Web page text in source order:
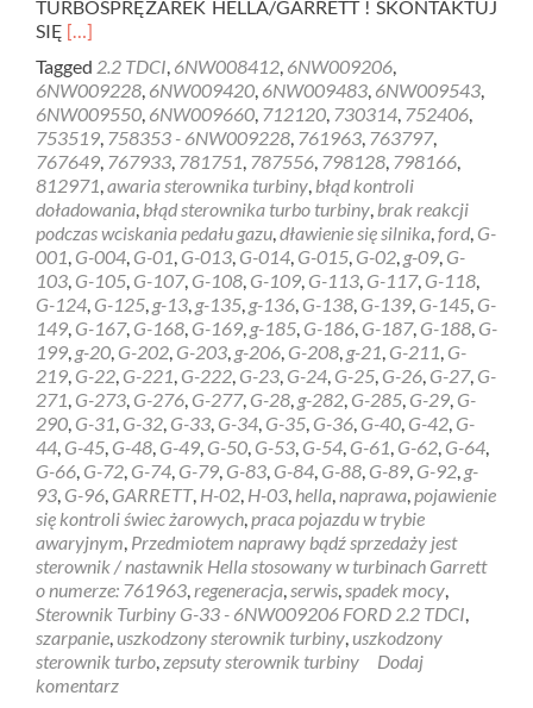
TURBOSPRĘŻAREK HELLA/GARRETT ! SKONTAKTUJ
SIĘ Read
about
Sterownik
Turbiny
G-
33
–
6NW009206
FORD
2.2
TDCI
[…]
Tagged 2.2 TDCI, 6NW008412, 6NW009206,
6NW009228, 6NW009420, 6NW009483, 6NW009543,
6NW009550, 6NW009660, 712120, 730314, 752406,
753519, 758353 - 6NW009228, 761963, 763797,
767649, 767933, 781751, 787556, 798128, 798166,
812971,awaria sterownika turbiny, błąd kontroli
doładowania, błąd sterownika turbo turbiny, brak reakcji
podczas wciskania pedału gazu,dławienie się silnika,ford, G-
001, G-004, G-01, G-013, G-014, G-015, G-02, g-09, G-
103, G-105, G-107, G-108, G-109, G-113, G-117, G-118,
G-124, G-125, g-13, g-135, g-136, G-138, G-139, G-145, G-
149, G-167, G-168, G-169, g-185, G-186, G-187, G-188, G-
199, g-20, G-202, G-203, g-206, G-208, g-21, G-211, G-
219, G-22, G-221, G-222, G-23, G-24, G-25, G-26, G-27, G-
271, G-273, G-276, G-277, G-28, g-282, G-285, G-29, G-
290, G-31, G-32, G-33, G-34, G-35, G-36, G-40, G-42, G-
44, G-45, G-48, G-49, G-50, G-53, G-54, G-61, G-62, G-64,
G-66, G-72, G-74, G-79, G-83, G-84, G-88, G-89, G-92, g-
93, G-96, GARRETT, H-02, H-03, hella,naprawa,pojawienie
się kontroli świec żarowych,praca pojazdu w trybie
awaryjnym, Przedmiotem naprawy bądź sprzedaży jest
sterownik / nastawnik Hella stosowany w turbinach Garrett
o numerze: 761963,regeneracja,serwis,spadek mocy,
Sterownik Turbiny G-33 - 6NW009206 FORD 2.2 TDCI,
szarpanie,uszkodzony sterownik turbiny,uszkodzony
sterownik turbo,zepsuty sterownik turbiny
Dodaj
komentarz